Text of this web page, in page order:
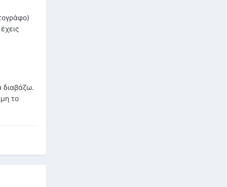
διαβάζω.
το